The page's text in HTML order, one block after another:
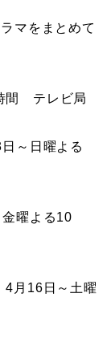
マをまとめて
間 テレビ局
～日曜よる
曜よる10
月16日～土曜